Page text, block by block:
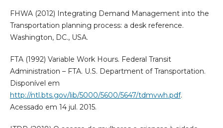
FHWA (2012) Integrating Demand Management into the
Transportation planning process: a desk reference.
Washington, DC., USA.
FTA (1992) Variable Work Hours. Federal Transit
Administration – FTA. U.S. Department of Transportation.
Disponível em
http://ntl.bts.gov/lib/5000/5600/5647/tdmvwh.pdf.
Acessado em 14 jul. 2015.